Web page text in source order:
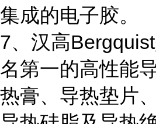
集成的电子胶。
7、汉高
名第一的高性能
热膏、导热垫片